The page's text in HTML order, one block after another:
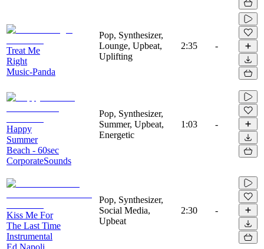
Treat Me
Right
Music-Panda
Pop, Synthesizer,
Lounge, Upbeat,
Uplifting
2:35 -
Happy
Summer
Beach - 60sec
CorporateSounds
Pop, Synthesizer,
Summer, Upbeat,
Energetic
1:03 -
Kiss Me For
The Last Time
Instrumental
Ed Napoli
Pop, Synthesizer,
Social Media,
Upbeat
2:30 -